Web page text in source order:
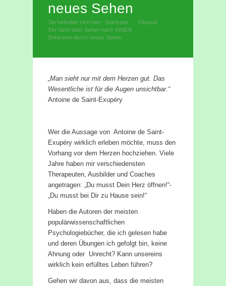
neues Sehen
Sie befinden sich hier: Startseite »
Glossar
Ein-Sicht oder Sehen nach INNEN
Erkennen durch neues Sehen
„Man sieht nur mit dem Herzen gut. Das
Wesentliche ist für die Augen unsichtbar.“
Antoine de Saint-Exupéry
Wer die Aussage von Antoine de Saint-
Exupéry wirklich erleben möchte, muss den
Vorhang vor dem Herzen hochziehen. Viele
Jahre haben mir verschiedensten
Therapeuten, Ausbilder und Coaches
angetragen: „Du musst Dein Herz öffnen!“-
„Du musst bei Dir zu Hause sein!“
Haben die Autoren der meisten
populärwissenschaftlichen
Psychologiebücher, die ich gelesen habe
und deren Übungen ich gefolgt bin, keine
Ahnung oder Unrecht? Kann unsereins
wirklich kein erfülltes Leben führen?
Gehen wir davon aus, dass die meisten